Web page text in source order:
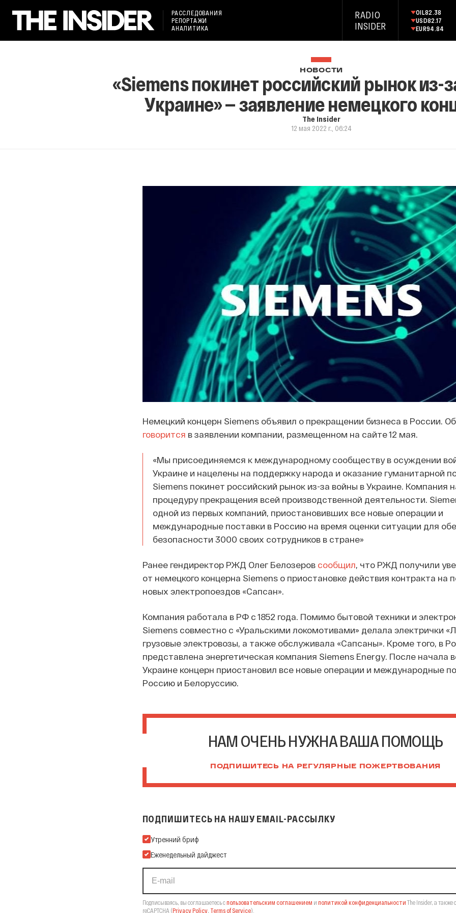
РАССЛЕДОВАНИЯ
РЕПОРТАЖИ
АНАЛИТИКА
RADIO
INSIDER
OIL82.38
USD82.17
EUR94.84
НОВОСТИ
«Siemens покинет российский рынок из-
Украине» — заявление немецкого
The Insider
12 мая 2022 г., 06:24
Немецкий концерн Siemens объявил о прекращении бизнеса в России.
говорится в заявлении компании, размещенном на сайте 12 мая.
«Мы присоединяемся к международному сообществу в осуждении
Украине и нацелены на поддержку народа и оказание гуманитарной
Siemens покинет российский рынок из-за войны в Украине. Компания
процедуру прекращения всей производственной деятельности.
одной из первых компаний, приостановивших все новые операции и
международные поставки в Россию на время оценки ситуации для
безопасности 3000 своих сотрудников в стране»
Ранее гендиректор РЖД Олег Белозеров сообщил , что РЖД получили
от немецкого концерна Siemens о приостановке действия контракта на
новых электропоездов «Сапсан».
Компания работала в РФ с 1852 года. Помимо бытовой техники и
Siemens совместно с «Уральскими локомотивами» делала электрички
грузовые электровозы, а также обслуживала «Сапсаны». Кроме того, в
представлена энергетическая компания Siemens Energy. После начала
Украине концерн приостановил все новые операции и международные
Россию и Белоруссию.
НАМ ОЧЕНЬ НУЖНА ВАША ПОМОЩЬ
ПОДПИШИТЕСЬ НА РЕГУЛЯРНЫЕ ПОЖЕРТВОВАНИЯ
ПОДПИШИТЕСЬ НА НАШУ EMAIL-РАССЫЛКУ
Подпишитесь на нашу Email-рассылку
Утренний бриф
Еженедельный дайджест
Подписываясь, вы соглашаетесь спользовательским соглашением и политикой конфиденциальности The Insider, а также
reCAPTCHA (Privacy Policy, Terms of Service).